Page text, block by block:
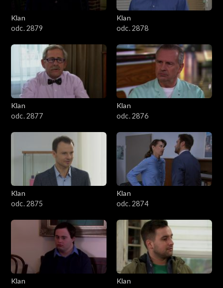
901–1000
801–900
701–800
601–700
501–600
301–400
201–300
101–200
Klan
odc. 2879
Klan
odc. 2878
Klan
odc. 2877
Klan
odc. 2876
Klan
odc. 2875
Klan
odc. 2874
Klan
Klan